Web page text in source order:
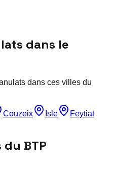
dans le
dans ces villes du
Couzeix Isle
Feytiat
BTP